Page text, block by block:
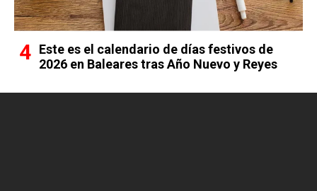
Este es el calendario de días festivos de
2026 en Baleares tras Año Nuevo y Reyes